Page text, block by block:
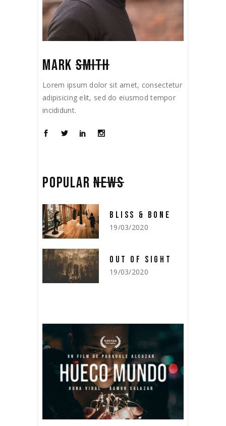
MARK SMITH
Lorem ipsum dolor sit amet, consectetur
adipisicing elit, sed do eiusmod tempor
incididunt.
POPULARNEWS
BLISS & BONE
19/03/2020
OUT OF SIGHT
19/03/2020